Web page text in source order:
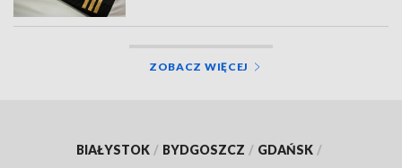
ZOBACZ WIĘCEJ
BIAŁYSTOK / BYDGOSZCZ / GDAŃSK /